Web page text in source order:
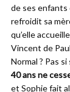
de ses enfants
refroidit sa
qu’elle
Vincent de
Normal ? Pas si
40 ans ne
et Sophie fait